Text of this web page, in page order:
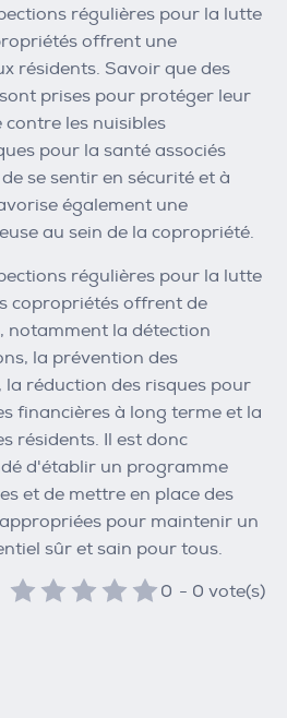
régulières pour la lutte
offrent une
résidents. Savoir que des
prises pour protéger leur
les nuisibles
pour la santé associés
se sentir en sécurité et à
également une
au sein de la copropriété.
régulières pour la lutte
copropriétés offrent de
notamment la détection
la prévention des
réduction des risques pour
financières à long terme et la
résidents. Il est donc
d'établir un programme
et de mettre en place des
pour maintenir un
sûr et sain pour tous.
0 - 0 vote(s)